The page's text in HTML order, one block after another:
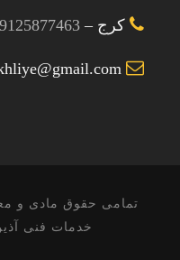
کرج –
تمامی حقوق مادی و
خدمات فنی